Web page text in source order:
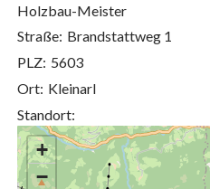
Holzbau-Meister
Straße: Brandstattweg 1
PLZ: 5603
Ort: Kleinarl
Standort:
+
−